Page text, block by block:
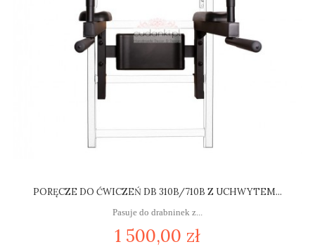
PORĘCZE DO ĆWICZEŃ DB 310B/710B Z UCHWYTEM...
Pasuje do drabninek z...
1 500,00 zł